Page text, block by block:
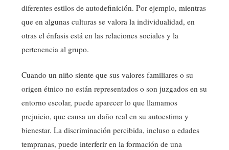
diferentes estilos de autodefinición. Por ejemplo, mientras
que en algunas culturas se valora la individualidad, en
otras el énfasis está en las relaciones sociales y la
pertenencia al grupo.
Cuando un niño siente que sus valores familiares o su
origen étnico no están representados o son juzgados en su
entorno escolar, puede aparecer lo que llamamos
prejuicio, que causa un daño real en su autoestima y
bienestar. La discriminación percibida, incluso a edades
tempranas, puede interferir en la formación de una